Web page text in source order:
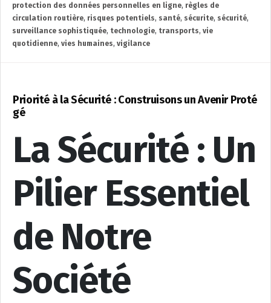
protection des données personnelles en ligne, règles de
circulation routière, risques potentiels, santé, sécurite, sécurité,
surveillance sophistiquée, technologie, transports, vie
quotidienne, vies humaines, vigilance
Priorité à la Sécurité : Construisons un Avenir Proté
gé
La Sécurité : Un
Pilier Essentiel
de Notre
Société